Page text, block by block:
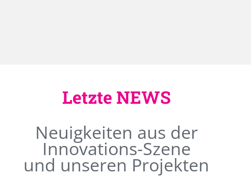
Letzte NEWS
Neuigkeiten aus der
Innovations-Szene
und unseren Projekten